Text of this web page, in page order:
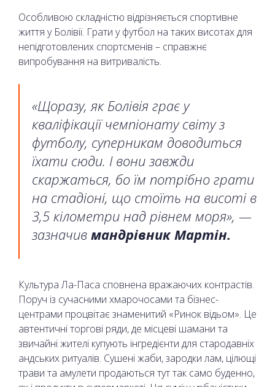
Особливою складністю відрізняється спортивне
життя у Болівії. Грати у футбол на таких висотах для
непідготовлених спортсменів – справжнє
випробування на витривалість.
«Щоразу, як Болівія грає у
кваліфікації чемпіонату світу з
футболу, суперникам доводиться
їхати сюди. І вони завжди
скаржаться, бо їм потрібно грати
на стадіоні, що стоїть на висоті в
3,5 кілометри над рівнем моря», —
зазначив мандрівник Мартін.
Культура Ла-Паса сповнена вражаючих контрастів.
Поруч із сучасними хмарочосами та бізнес-
центрами процвітає знаменитий «Ринок відьом». Це
автентичні торгові ряди, де місцеві шамани та
звичайні жителі купують інгредієнти для стародавніх
андських ритуалів. Сушені жаби, зародки лам, цілющі
трави та амулети продаються тут так само буденно,